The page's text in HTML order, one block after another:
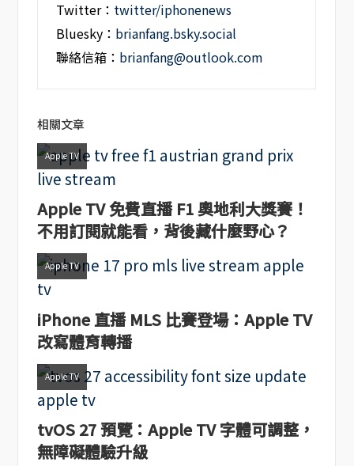
Twitter： twitter/iphonenews
Bluesky： brianfang.bsky.social
聯絡信箱： brianfang@outlook.com
相關文章
Apple TV
Apple TV 免費直播 F1 奧地利大獎賽！
不用訂閱就能看，背後藏什麼野心？
Apple TV
iPhone 直播 MLS 比賽登場：Apple TV
改寫體育轉播
Apple TV
tvOS 27 預覽：Apple TV 字體可調整，
無障礙體驗升級